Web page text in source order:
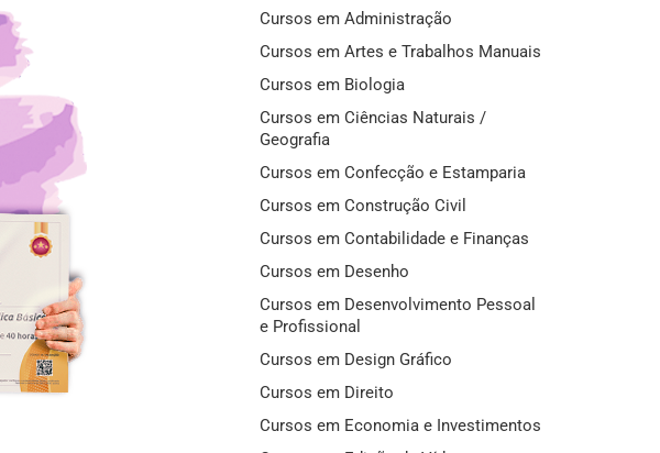
Cursos em Administração
Cursos em Artes e Trabalhos Manuais
Cursos em Biologia
Cursos em Ciências Naturais /
Geografia
Cursos em Confecção e Estamparia
Cursos em Construção Civil
Cursos em Contabilidade e Finanças
Cursos em Desenho
Cursos em Desenvolvimento Pessoal
e Profissional
Cursos em Design Gráfico
Cursos em Direito
Cursos em Economia e Investimentos